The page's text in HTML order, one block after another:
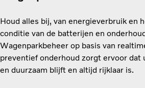
Houd alles bij, van energieverbruik en
conditie van de batterijen en
Wagenparkbeheer op basis van
preventief onderhoud zorgt ervoor dat
en duurzaam blijft en altijd rijklaar is.